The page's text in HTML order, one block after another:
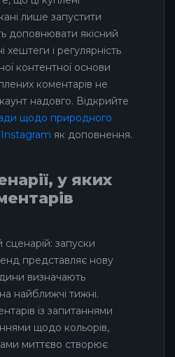
лише запустити
доповнювати якісний
хештеги і регулярність
контентної основи
коментарів не
надовго. Відкрийте
щодо природного
Instagram як доповнення.
у яких
запуски
представляє нову
визначають
найближчі тижні.
із запитаннями
щодо кольорів,
миттєво створює